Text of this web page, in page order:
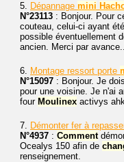
5. Dépannage mini
N°23113 : Bonjour. Pour
couteau, celui-ci ayant
possible éventuellement
ancien. Merci par
6. Montage ressort porte
N°15097 : Bonjour. Je
pour une voisine. Je n'ai
four Moulinex activys
7. Démonter fer à
N°4937 : Comment
Ocealys 150 afin de
renseignement.